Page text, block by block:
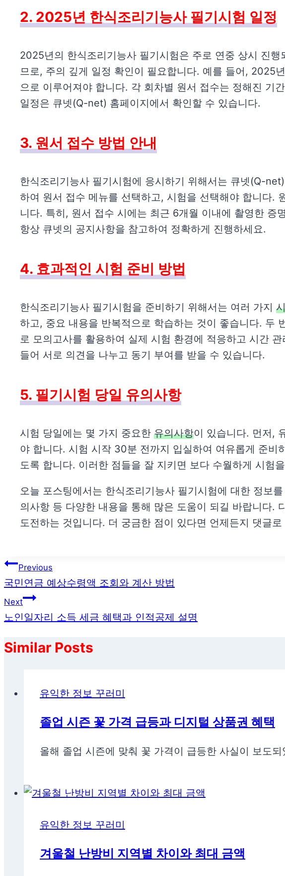
2. 2025년 한식조리기능사 필기시험 일정
2025년의 한식조리기능사 필기시험은 주로 연중 상시 진
므로, 주의 깊게 일정 확인이 필요합니다. 예를 들어, 2025
으로 이루어져야 합니다. 각 회차별 원서 접수는 정해진 기
일정은 큐넷(Q-net) 홈페이지에서 확인할 수 있습니다.
3. 원서 접수 방법 안내
한식조리기능사 필기시험에 응시하기 위해서는 큐넷(Q-
하여 원서 접수 메뉴를 선택하고, 시험을 선택해야 합니다.
니다. 특히, 원서 접수 시에는 최근 6개월 이내에 촬영한 증
항상 큐넷의 공지사항을 참고하여 정확하게 진행하세요.
4. 효과적인 시험 준비 방법
한식조리기능사 필기시험을 준비하기 위해서는 여러 가지
하고, 중요 내용을 반복적으로 학습하는 것이 좋습니다. 두
로 모의고사를 활용하여 실제 시험 환경에 적응하고 시간
들어 서로 의견을 나누고 동기 부여를 받을 수 있습니다.
5. 필기시험 당일 유의사항
시험 당일에는 몇 가지 중요한 유의사항이 있습니다. 먼저,
야 합니다. 시험 시작 30분 전까지 입실하여 여유롭게 준
도록 합니다. 이러한 점들을 잘 지키면 보다 수월하게 시험
오늘 포스팅에서는 한식조리기능사 필기시험에 대한 정보
의사항 등 다양한 내용을 통해 많은 도움이 되길 바랍니다.
도전하는 것입니다. 더 궁금한 점이 있다면 언제든지 댓글
글
탐
색
Previous
국민연금 예상수령액 조회와 계산 방법
Next
노인일자리 소득 세금 혜택과 인적공제 설명
Similar Posts
유익한 정보 꾸러미
졸업 시즌 꽃 가격 급등과 디지털 상품권 혜택
올해 졸업 시즌에 맞춰 꽃 가격이 급등한 사실이 보도
유익한 정보 꾸러미
겨울철 난방비 지역별 차이와 최대 금액